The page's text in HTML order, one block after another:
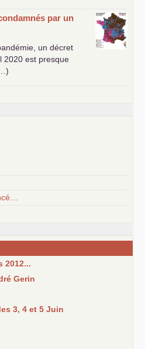
par un
un décret
2020 est presque
2012...
Gerin
3, 4 et 5 Juin